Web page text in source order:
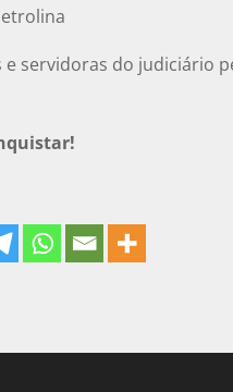
e servidoras do judiciário